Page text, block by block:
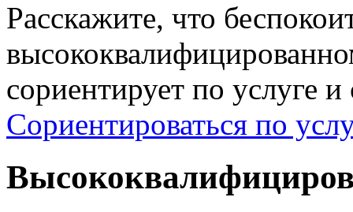
Расскажите, что
сориентирует по услуге
Сориентироваться по